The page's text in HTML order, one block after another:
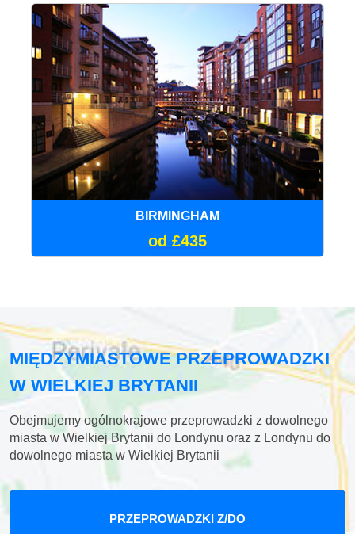
BIRMINGHAM
od £435
MIĘDZYMIASTOWE PRZEPROWADZKI
W WIELKIEJ BRYTANII
Obejmujemy ogólnokrajowe przeprowadzki z dowolnego
miasta w Wielkiej Brytanii do Londynu oraz z Londynu do
dowolnego miasta w Wielkiej Brytanii
PRZEPROWADZKI Z/DO